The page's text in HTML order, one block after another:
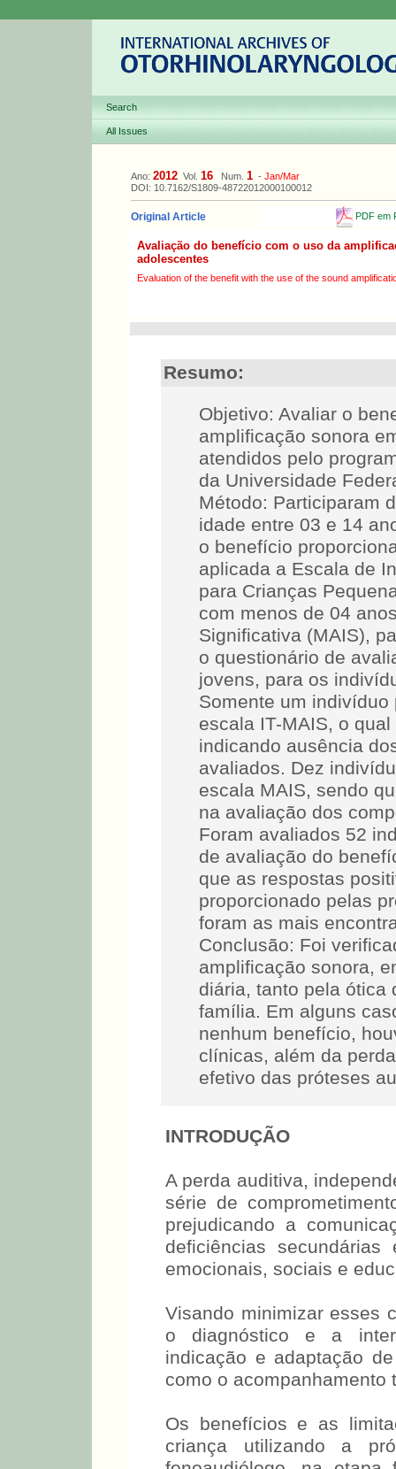
Search
All Issues
Ano:2012 Vol.16 Num.1 -Jan/Mar
DOI: 10.7162/S1809-48722012000100012
Original Article PDF em
Avaliação do benefício com o uso da
adolescentes
Evaluation of the benefit with the use of the sound
Resumo:
Objetivo: Avaliar o
amplificação sonora
atendidos pelo
da Universidade
Método: Participaram
idade entre 03 e 14
o benefício
aplicada a Escala de
para Crianças
com menos de 04
Significativa (MAIS),
o questionário de
jovens, para os
Somente um
escala IT-MAIS, o
indicando ausência
avaliados. Dez
escala MAIS, sendo
na avaliação dos
Foram avaliados 52
de avaliação do
que as respostas
proporcionado pelas
foram as mais
Conclusão: Foi
amplificação sonora,
diária, tanto pela ótica
família. Em alguns
nenhum benefício,
clínicas, além da
efetivo das próteses
INTRODUÇÃO
A perda auditiva,
série de
prejudicando a
deficiências
emocionais, sociais e
Visando minimizar esses
o diagnóstico e a
indicação e adaptação
como o
Os benefícios e as
criança utilizando a